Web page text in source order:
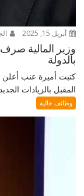
أبريل 15, 2025
وزير المالية صرف
بالدولة
كتبت أميرة عنب
المقبل بالزيادات
وظائف خالية